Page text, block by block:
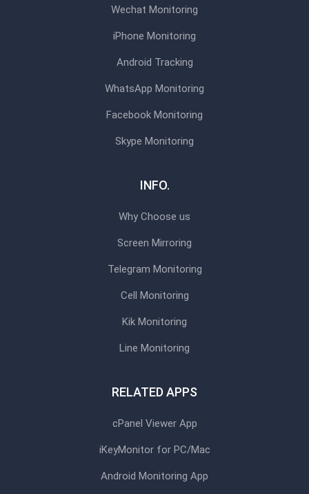
Wechat Monitoring
iPhone Monitoring
Android Tracking
WhatsApp Monitoring
Facebook Monitoring
Skype Monitoring
INFO.
Why Choose us
Screen Mirroring
Telegram Monitoring
Cell Monitoring
Kik Monitoring
Line Monitoring
RELATED APPS
cPanel Viewer App
iKeyMonitor for PC/Mac
Android Monitoring App